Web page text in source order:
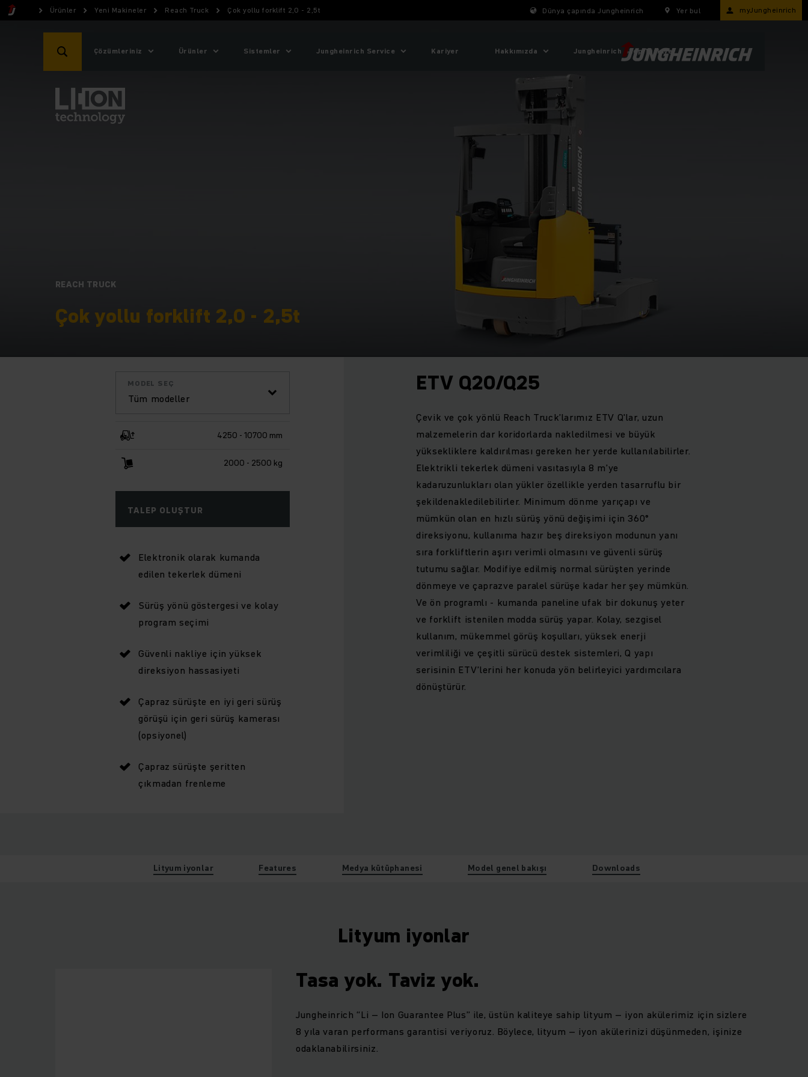
Ürünler Yeni Makineler Reach Truck Çok yollu forklift 2,0 - 2,5t Dünya çapında Jungheinrich Yer bul myJungheinrich
Çözümleriniz Ürünler Sistemler Jungheinrich Service Kariyer Hakkımızda Jungheinrich Shop Türkiye
REACH TRUCK
Çok yollu forklift 2,0 - 2,5t
Tüm modeller
MODEL SEÇ
4250 - 10700 mm
2000 - 2500 kg
TALEP OLUŞTUR
Elektronik olarak kumanda
edilen tekerlek dümeni
Sürüş yönü göstergesi ve kolay
program seçimi
Güvenli nakliye için yüksek
direksiyon hassasiyeti
Çapraz sürüşte en iyi geri sürüş
görüşü için geri sürüş kamerası
(opsiyonel)
Çapraz sürüşte şeritten
çıkmadan frenleme
ETV Q20/Q25
Çevik ve çok yönlü Reach Truck’larımız ETV Q'lar, uzun
malzemelerin dar koridorlarda nakledilmesi ve büyük
yüksekliklere kaldırılması gereken her yerde kullanılabilirler.
Elektrikli tekerlek dümeni vasıtasıyla 8 m’ye
kadaruzunlukları olan yükler özellikle yerden tasarruflu bir
şekildenakledilebilirler. Minimum dönme yarıçapı ve
mümkün olan en hızlı sürüş yönü değişimi için 360°
direksiyonu, kullanıma hazır beş direksiyon modunun yanı
sıra forkliftlerin aşırı verimli olmasını ve güvenli sürüş
tutumu sağlar. Modifiye edilmiş normal sürüşten yerinde
dönmeye ve çaprazve paralel sürüşe kadar her şey mümkün.
Ve ön programlı - kumanda paneline ufak bir dokunuş yeter
ve forklift istenilen modda sürüş yapar. Kolay, sezgisel
kullanım, mükemmel görüş koşulları, yüksek enerji
verimliliği ve çeşitli sürücü destek sistemleri, Q yapı
serisinin ETV’lerini her konuda yön belirleyici yardımcılara
dönüştürür.
Lityum iyonlar Features Medya kütüphanesi Model genel bakışı Downloads
Lityum iyonlar
Tasa yok. Taviz yok.
Jungheinrich “Li – Ion Guarantee Plus” ile, üstün kaliteye sahip lityum – iyon akülerimiz için sizlere
8 yıla varan performans garantisi veriyoruz. Böylece, lityum – iyon akülerinizi düşünmeden, işinize
odaklanabilirsiniz.